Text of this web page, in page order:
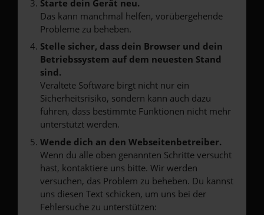
Starte dein Gerät neu.
Das kann manchmal helfen, vorübergehende
Probleme zu beheben.
Stelle sicher, dass dein Browser und dein
Betriebssystem auf dem neuesten Stand
sind.
Veraltete Software birgt nicht nur ein
Sicherheitsrisiko, sondern kann auch dazu
führen, dass bestimmte Funktionen nicht mehr
unterstützt werden.
Wende dich an den Webseitenbetreiber.
Wenn du alle oben genannten Schritte versucht
hast, kontaktiere uns bitte. Wir werden
versuchen, das Problem zu beheben. Du kannst
uns diesen Text schicken, um uns bei der
Fehlersuche zu unterstützen: